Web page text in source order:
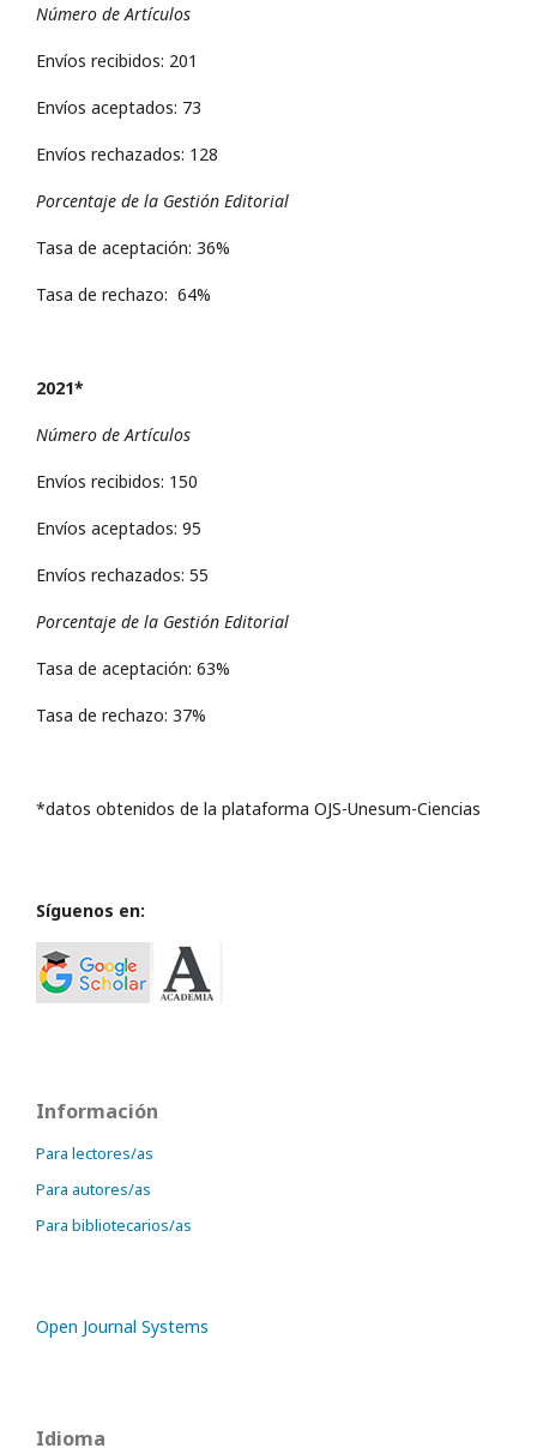
Número de Artículos
Envíos recibidos: 201
Envíos aceptados: 73
Envíos rechazados: 128
Porcentaje de la Gestión Editorial
Tasa de aceptación: 36%
Tasa de rechazo: 64%
2021*
Número de Artículos
Envíos recibidos: 150
Envíos aceptados: 95
Envíos rechazados: 55
Porcentaje de la Gestión Editorial
Tasa de aceptación: 63%
Tasa de rechazo: 37%
*datos obtenidos de la plataforma OJS-Unesum-Ciencias
Síguenos en:
Información
Para lectores/as
Para autores/as
Para bibliotecarios/as
Open Journal Systems
Idioma